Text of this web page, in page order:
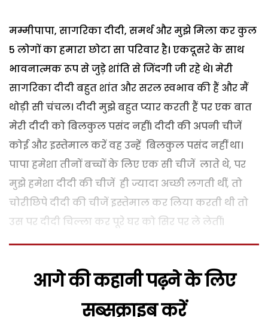
मम्मीपापा, सागरिका दीदी, समर्थ और मुझे मिला कर कुल
5 लोगों का हमारा छोटा सा परिवार है। एकदूसरे के साथ
भावनात्मक रूप से जुड़े शांति से जिंदगी जी रहे थे। मेरी
सागरिका दीदी बहुत शांत और सरल स्वभाव की हैं और मैं
थोड़ी सी चंचल। दीदी मुझे बहुत प्यार करती हैं पर एक बात
मेरी दीदी को बिलकुल पसंद नहीं। दीदी की अपनी चीजें
कोई और इस्तेमाल करें वह उन्हें बिलकुल पसंद नहीं था।
पापा हमेशा तीनों बच्चों के लिए एक सी चीजें लाते थे, पर
मुझे हमेशा दीदी की चीजें ही ज्यादा अच्छी लगती थीं, तो
चोरीछिपे दीदी की चीजें इस्तेमाल कर लिया करती थी तो
उस पर दीदी चिल्ला कर पूरे घर को सिर पर ले लेतीं।
आगे की कहानी पढ़ने के लिए
सब्सक्राइब करें